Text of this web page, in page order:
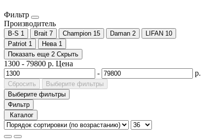
Фильтр
Производитель
B-S 1 Brait 7 Champion 15 Daman 2 LIFAN 10
Patriot 1 Нева 1
Показать еще 2 Скрыть
1300 - 79800 р. Цена
-
р.
Сбросить
Выберите фильтры
Выберите фильтры
Фильтр
Каталог